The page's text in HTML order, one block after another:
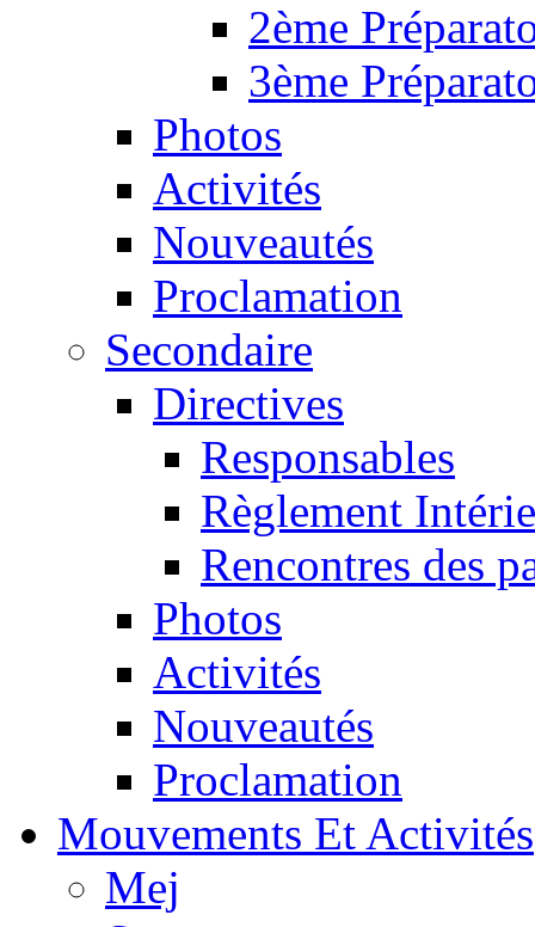
2ème
3ème
Photos
Activités
Nouveautés
Proclamation
Secondaire
Directives
Responsables
Règlement
Rencontres des
Photos
Activités
Nouveautés
Proclamation
Mouvements Et Activités
Mej